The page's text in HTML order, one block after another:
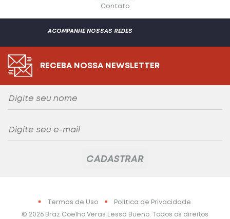
Contato
ACOMPANHE NOSSAS REDES
RECEBA NOSSA NEWSLETTER
Termos de Uso Política de Privacidade
© 2026 Braz Coelho Veras Lessa Bueno. Todos os direitos